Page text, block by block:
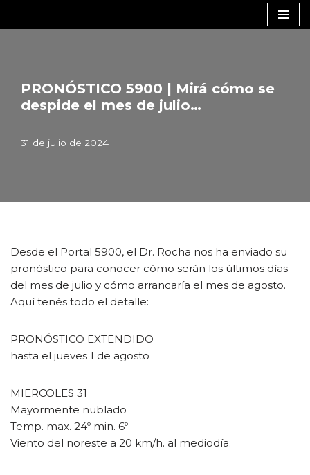
PRONÓSTICO 5900 | Mirá cómo se
despide el mes de julio…
31 de julio de 2024
Desde el Portal 5900, el Dr. Rocha nos ha enviado su
pronóstico para conocer cómo serán los últimos días
del mes de julio y cómo arrancaría el mes de agosto.
Aquí tenés todo el detalle:
PRONÓSTICO EXTENDIDO
hasta el jueves 1 de agosto
MIERCOLES 31
Mayormente nublado
Temp. max. 24º min. 6º
Viento del noreste a 20 km/h. al mediodía.